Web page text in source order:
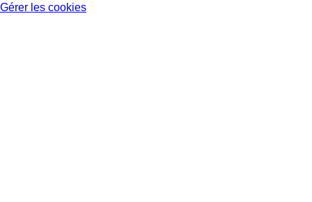
Gérer les cookies